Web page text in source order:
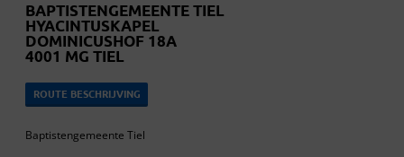
BAPTISTENGEMEENTE TIEL
HYACINTUSKAPEL
DOMINICUSHOF 18A
4001 MG TIEL
ROUTE BESCHRIJVING
Baptistengemeente Tiel